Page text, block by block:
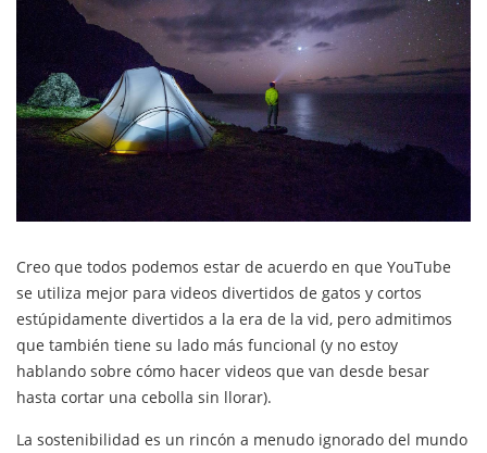
Creo que todos podemos estar de acuerdo en que YouTube
se utiliza mejor para videos divertidos de gatos y cortos
estúpidamente divertidos a la era de la vid, pero admitimos
que también tiene su lado más funcional (y no estoy
hablando sobre cómo hacer videos que van desde besar
hasta cortar una cebolla sin llorar).
La sostenibilidad es un rincón a menudo ignorado del mundo